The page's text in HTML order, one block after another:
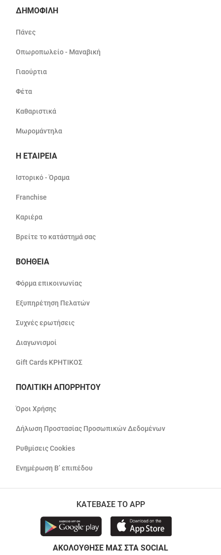
ΔΗΜΟΦΙΛΗ
Πάνες
Οπωροπωλείο - Μαναβική
Γιαούρτια
Φέτα
Καθαριστικά
Μωρομάντηλα
Η ΕΤΑΙΡΕΙΑ
Ιστορικό - Όραμα
Franchise
Καριέρα
Βρείτε το κατάστημά σας
ΒΟΗΘΕΙΑ
Φόρμα επικοινωνίας
Εξυπηρέτηση Πελατών
Συχνές ερωτήσεις
Διαγωνισμοί
Gift Cards ΚΡΗΤΙΚΟΣ
ΠΟΛΙΤΙΚΗ ΑΠΟΡΡΗΤΟΥ
Όροι Χρήσης
Δήλωση Προστασίας Προσωπικών Δεδομένων
Ρυθμίσεις Cookies
Ενημέρωση Β’ επιπέδου
ΚΑΤΕΒΑΣΕ ΤΟ APP
ΑΚΟΛΟΥΘΗΣΕ ΜΑΣ ΣΤΑ SOCIAL